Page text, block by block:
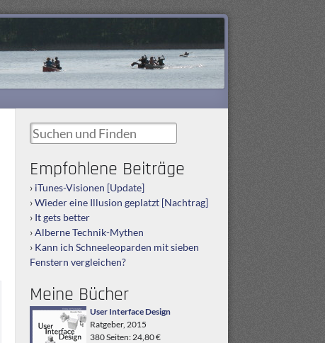
Suchen und Finden
Empfohlene Beiträge
iTunes-Visionen [Update]
Wieder eine Illusion geplatzt [Nachtrag]
It gets better
Alberne Technik-Mythen
Kann ich Schneeleoparden mit sieben
Fenstern vergleichen?
Meine Bücher
User Interface Design
Ratgeber, 2015
380 Seiten: 24,80 €